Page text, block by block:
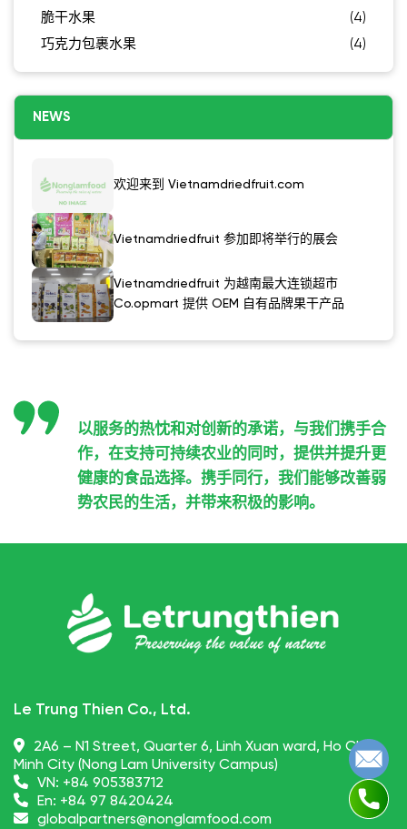
脆干水果
(4)
巧克力包裹水果
(4)
NEWS
欢迎来到 Vietnamdriedfruit.com
Vietnamdriedfruit 参加即将举行的展会
Vietnamdriedfruit 为越南最大连锁超市
Co.opmart 提供 OEM 自有品牌果干产品
以服务的热忱和对创新的承诺，与我们携手合
作，在支持可持续农业的同时，提供并提升更
健康的食品选择。携手同行，我们能够改善弱
势农民的生活，并带来积极的影响。
Le Trung Thien Co., Ltd.
2A6 – N1 Street, Quarter 6, Linh Xuan ward, Ho Chi
Minh City (Nong Lam University Campus)
VN: +84 905383712
En: +84 97 8420424
globalpartners@nonglamfood.com